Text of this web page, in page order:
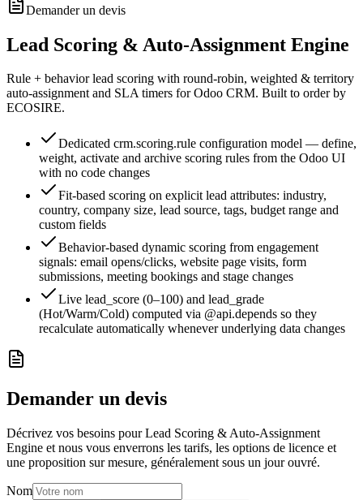
Demander un devis
Lead Scoring & Auto-Assignment Engine
Rule + behavior lead scoring with round-robin, weighted & territory
auto-assignment and SLA timers for Odoo CRM. Built to order by
ECOSIRE.
Dedicated crm.scoring.rule configuration model — define,
weight, activate and archive scoring rules from the Odoo UI
with no code changes
Fit-based scoring on explicit lead attributes: industry,
country, company size, lead source, tags, budget range and
custom fields
Behavior-based dynamic scoring from engagement
signals: email opens/clicks, website page visits, form
submissions, meeting bookings and stage changes
Live lead_score (0–100) and lead_grade
(Hot/Warm/Cold) computed via @api.depends so they
recalculate automatically whenever underlying data changes
Demander un devis
Décrivez vos besoins pour Lead Scoring & Auto-Assignment
Engine et nous vous enverrons les tarifs, les options de licence et
une proposition sur mesure, généralement sous un jour ouvré.
Nom